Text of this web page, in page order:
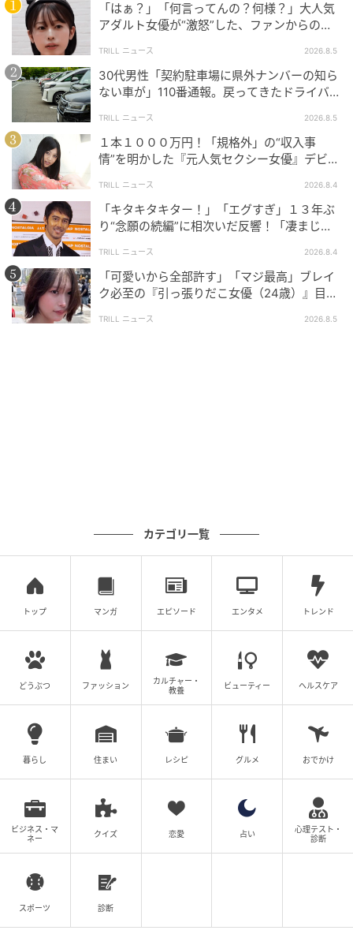
「はぁ？」「何言ってんの？何様？」大人気
アダルト女優が“激怒”した、ファンからの
TRILL ニュース 2026.8.5
30代男性「契約駐車場に県外ナンバーの知ら
ない車が」110番通報。戻ってきたドライバー
TRILL ニュース 2026.8.5
１本１０００万円！「規格外」の“収入事
情”を明かした『元人気セクシー女優』デビュ
TRILL ニュース 2026.8.4
「キタキタキター！」「エグすぎ」１３年ぶ
り“念願の続編”に相次いだ反響！「凄まじく
TRILL ニュース 2026.8.4
「可愛いから全部許す」「マジ最高」ブレイ
ク必至の『引っ張りだこ女優（24歳）』目が
TRILL ニュース 2026.8.5
カテゴリ一覧
トップ マンガ エピソード エンタメ トレンド
どうぶつ ファッション
カルチャー・
教養
ビューティー ヘルスケア
暮らし 住まい レシピ グルメ おでかけ
ビジネス・マ
ネー
クイズ 恋愛 占い
心理テスト・
診断
スポーツ 診断